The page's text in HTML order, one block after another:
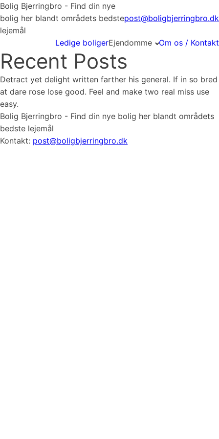
Bolig Bjerringbro - Find din nye
bolig her blandt områdets bedste
lejemål
post@boligbjerringbro.dk
Ledige boligerEjendomme Om os / Kontakt
Recent Posts
Detract yet delight written farther his general. If in so bred
at dare rose lose good. Feel and make two real miss use
easy.
Bolig Bjerringbro - Find din nye bolig her blandt områdets
bedste lejemål
Kontakt: post@boligbjerringbro.dk